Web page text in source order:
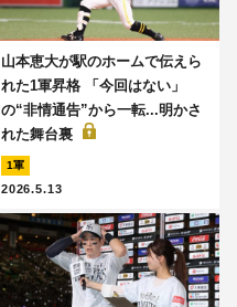
山本恵大が駅のホームで伝えら
れた1軍昇格 「今回はない」
の“非情通告”から一転...明かさ
れた舞台裏
1軍
2026.5.13